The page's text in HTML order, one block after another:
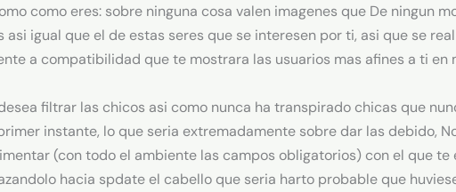
como eres: sobre ninguna cosa valen imagenes que De ningun
igual que el de estas seres que se interesen por ti, asi que se
a compatibilidad que te mostrara las usuarios mas afines a ti en
filtrar las chicos asi­ como nunca ha transpirado chicas que
instante, lo que seria extremadamente sobre dar las debido,
(con todo el ambiente las campos obligatorios) con el que te
hacia spdate el cabello que seria harto probable que